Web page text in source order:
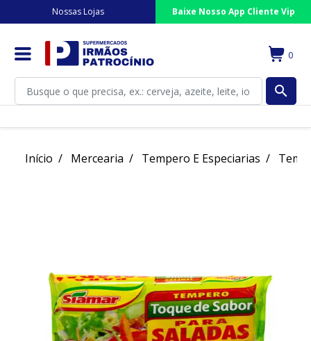
Nossas Lojas Baixe Nosso App Cliente Vip
0
search
Início Mercearia Tempero E Especiarias